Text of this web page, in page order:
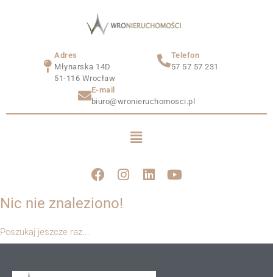
Adres
Młynarska 14D
51-116 Wrocław
Telefon
57 57 57 231
E-mail
biuro@wronieruchomosci.pl
Nic nie znaleziono!
Poszukaj jeszcze raz...